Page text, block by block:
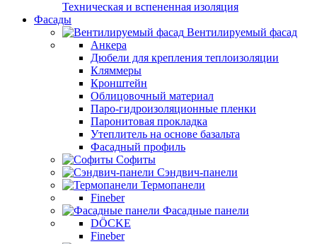
Техническая и вспененная изоляция
Фасады
Вентилируемый фасад
Анкера
Дюбели для крепления теплоизоляции
Кляммеры
Кронштейн
Облицовочный материал
Паро-гидроизоляционные пленки
Паронитовая прокладка
Утеплитель на основе базальта
Фасадный профиль
Софиты
Сэндвич-панели
Термопанели
Fineber
Фасадные панели
DÖCKE
Fineber